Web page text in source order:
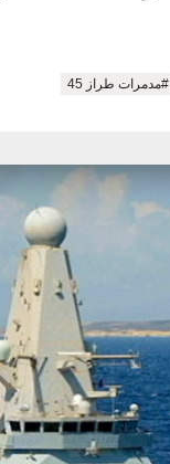
#مدمرات طراز 45